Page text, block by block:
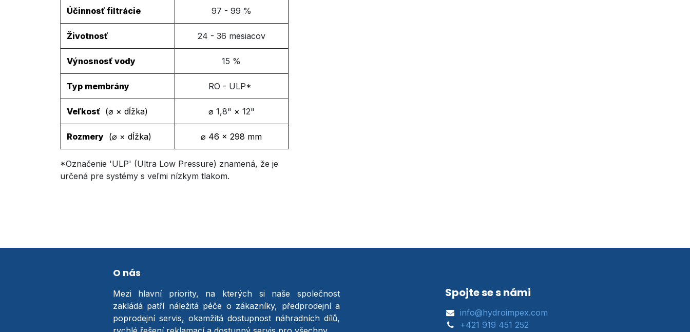
Účinnosť filtrácie 97 - 99 %
Životnosť 24 - 36 mesiacov
Výnosnosť vody 15 %
Typ membrány RO - ULP*
Veľkosť (⌀ × dĺžka​) ⌀ 1,8" × 12"
Rozmery (⌀ × dĺžka​) ⌀ 46 × 298 mm
*Označenie 'ULP' (Ultra Low Pressure) znamená, že je
určená pre systémy s veľmi nízkym tlakom.
O nás
Mezi hlavní priority, na kterých si naše společnost
zakládá patří náležitá péče o zákazníky, předprodejní a
poprodejní servis, okamžitá dostupnost náhradních dílů,
Spojte se s námi
info@hydroimpex.com
+421 919 451 252